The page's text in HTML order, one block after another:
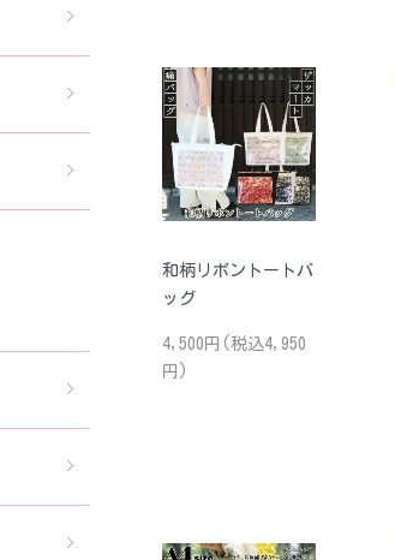
和柄リボントートバ
ッグ
4,500円(税込4,950
円)